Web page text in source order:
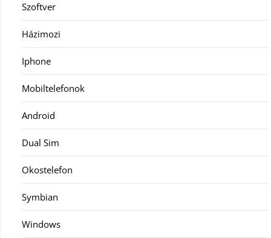
Szoftver
Házimozi
Iphone
Mobiltelefonok
Android
Dual Sim
Okostelefon
Symbian
Windows